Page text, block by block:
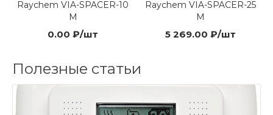
Raychem VIA-SPACER-10
M
0.00 ₽/шт
Raychem VIA-SPACER-25
M
5 269.00 ₽/шт
Полезные статьи